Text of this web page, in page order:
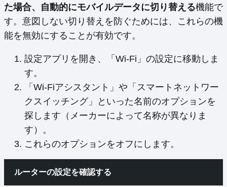
た場合、自動的にモバイルデータに切り替える機能で
す。意図しない切り替えを防ぐためには、これらの機
能を無効にすることが有効です。
設定アプリを開き、「Wi-Fi」の設定に移動しま
す。
「Wi-Fiアシスタント」や「スマートネットワー
クスイッチング」といった名前のオプションを
探します（メーカーによって名称が異なりま
す）。
これらのオプションをオフにします。
ルーターの設定を確認する